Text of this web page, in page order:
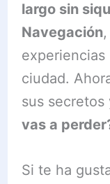
largo sin
Navegación,
experiencias
ciudad.
sus
vas a
Si te ha